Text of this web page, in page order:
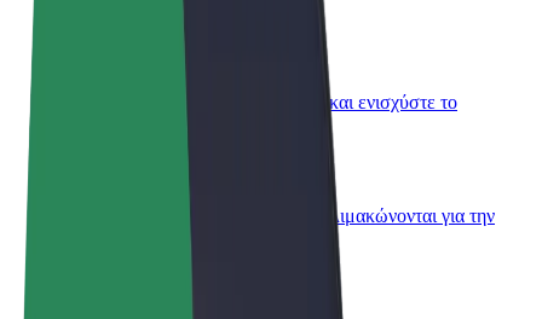
Προσθέστε το στόλο σας στο Bolt και ενισχύστε το
Προϊόντα και υπηρεσίες Bolt που κλιμακώνονται για την